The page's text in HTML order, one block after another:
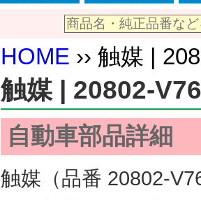
HOME ›› 触媒 |
触媒 | 20802-
自動車部品詳細
触媒（品番 20802-